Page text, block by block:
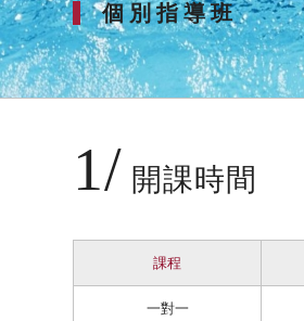
個 別 指 導 班
1/ 開課時間
課程
一對一